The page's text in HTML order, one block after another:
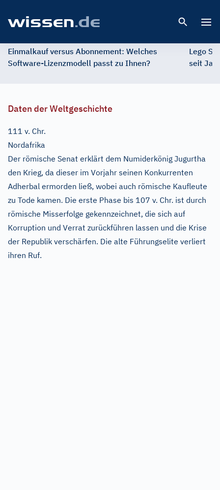
Einmalkauf versus Abonnement: Welches
Software-Lizenzmodell passt zu Ihnen?
Lego
seit
Daten der Weltgeschichte
111 v. Chr.
Nordafrika
Der römische Senat erklärt dem Numiderkönig Jugurtha
den Krieg, da dieser im Vorjahr seinen Konkurrenten
Adherbal ermorden ließ, wobei auch römische Kaufleute
zu Tode kamen. Die erste Phase bis 107 v. Chr. ist durch
römische Misserfolge gekennzeichnet, die sich auf
Korruption und Verrat zurückführen lassen und die Krise
der Republik verschärfen. Die alte Führungselite verliert
ihren Ruf.